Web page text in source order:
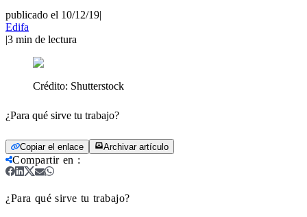
publicado el 10/12/19|
Edifa
|3 min de lectura
Crédito: Shutterstock
¿Para qué sirve tu trabajo?
Copiar el enlace Archivar artículo
Compartir en :
¿Para qué sirve tu trabajo?